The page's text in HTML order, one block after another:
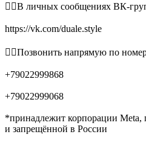
👉🏻В личных сообщениях ВК-
https://vk.com/duale.style
👉🏻Позвонить напрямую по
+79022999868
+79022999068
*принадлежит корпорации Meta,
и запрещённой в России